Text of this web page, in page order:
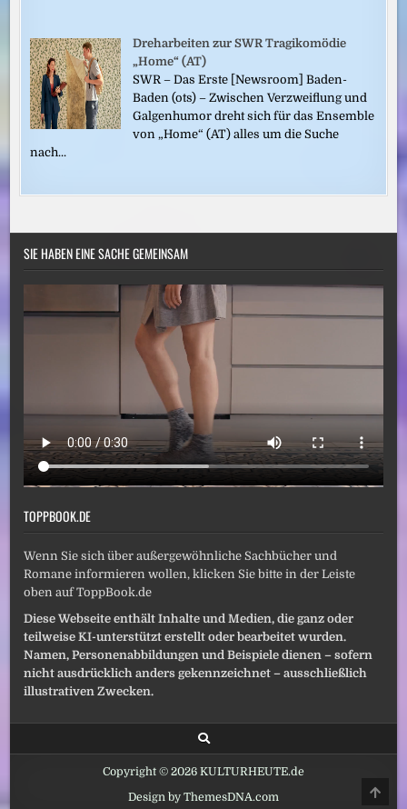
Dreharbeiten zur SWR Tragikomödie
„Home“ (AT)
SWR – Das Erste [Newsroom] Baden-
Baden (ots) – Zwischen Verzweiflung und
Galgenhumor dreht sich für das Ensemble
von „Home“ (AT) alles um die Suche
nach...
SIE HABEN EINE SACHE GEMEINSAM
TOPPBOOK.DE
Wenn Sie sich über außergewöhnliche Sachbücher und
Romane informieren wollen, klicken Sie bitte in der Leiste
oben auf ToppBook.de
Diese Webseite enthält Inhalte und Medien, die ganz oder
teilweise KI-unterstützt erstellt oder bearbeitet wurden.
Namen, Personenabbildungen und Beispiele dienen – sofern
nicht ausdrücklich anders gekennzeichnet – ausschließlich
illustrativen Zwecken.
Copyright © 2026 KULTURHEUTE.de
Design by ThemesDNA.com